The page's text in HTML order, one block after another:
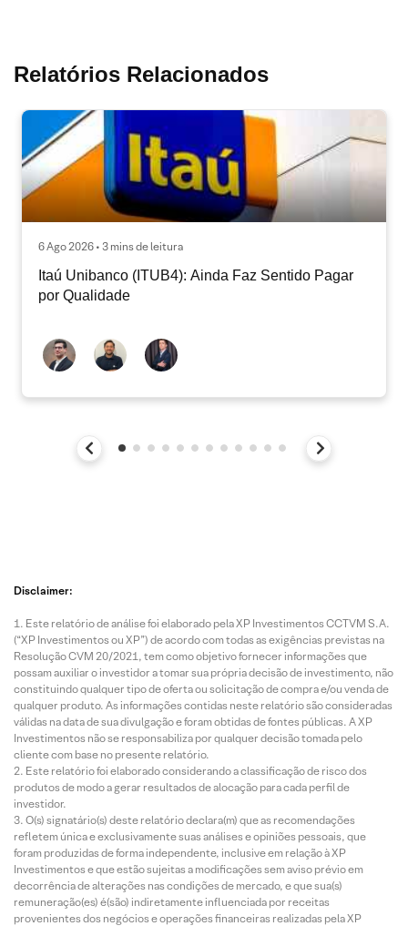
Relatórios Relacionados
6 Ago 2026 • 3 mins de leitura
Itaú Unibanco (ITUB4): Ainda Faz Sentido Pagar
por Qualidade
Disclaimer:
Este relatório de análise foi elaborado pela XP Investimentos CCTVM S.A.
(“XP Investimentos ou XP”) de acordo com todas as exigências previstas na
Resolução CVM 20/2021, tem como objetivo fornecer informações que
possam auxiliar o investidor a tomar sua própria decisão de investimento, não
constituindo qualquer tipo de oferta ou solicitação de compra e/ou venda de
qualquer produto. As informações contidas neste relatório são consideradas
válidas na data de sua divulgação e foram obtidas de fontes públicas. A XP
Investimentos não se responsabiliza por qualquer decisão tomada pelo
cliente com base no presente relatório.
Este relatório foi elaborado considerando a classificação de risco dos
produtos de modo a gerar resultados de alocação para cada perfil de
investidor.
O(s) signatário(s) deste relatório declara(m) que as recomendações
refletem única e exclusivamente suas análises e opiniões pessoais, que
foram produzidas de forma independente, inclusive em relação à XP
Investimentos e que estão sujeitas a modificações sem aviso prévio em
decorrência de alterações nas condições de mercado, e que sua(s)
remuneração(es) é(são) indiretamente influenciada por receitas
provenientes dos negócios e operações financeiras realizadas pela XP